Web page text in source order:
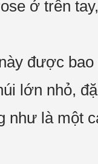
ở trên
được
lớn nhỏ,
như là một